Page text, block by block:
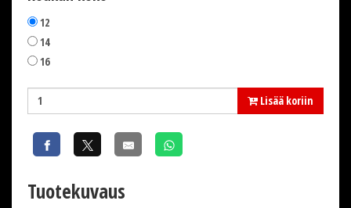
12
14
16
Lisää koriin
Tuotekuvaus